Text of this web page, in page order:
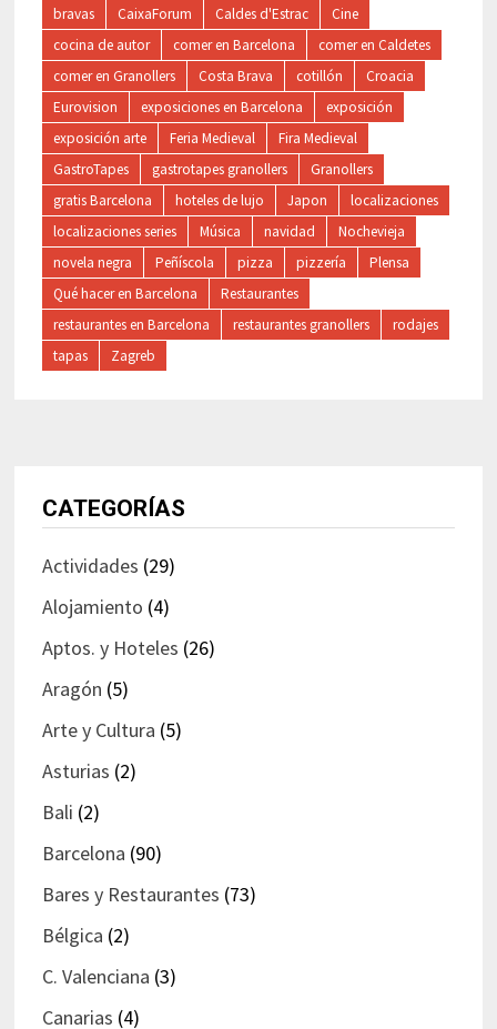
bravas CaixaForum Caldes d'Estrac
Cine
cocina de autor
comer en Barcelona
comer en Caldetes
comer en Granollers
Costa Brava cotillón
Croacia
Eurovision
exposiciones en Barcelona
exposición
exposición arte
Feria Medieval
Fira Medieval
GastroTapes
gastrotapes granollers
Granollers
gratis Barcelona
hoteles de lujo Japon
localizaciones
localizaciones series
Música navidad
Nochevieja
novela negra
Peñíscola pizza pizzería
Plensa
Qué hacer en Barcelona
Restaurantes
restaurantes en Barcelona
restaurantes granollers
rodajes
tapas
Zagreb
CATEGORÍAS
Actividades (29)
Alojamiento (4)
Aptos. y Hoteles (26)
Aragón (5)
Arte y Cultura (5)
Asturias (2)
Bali (2)
Barcelona (90)
Bares y Restaurantes (73)
Bélgica (2)
C. Valenciana (3)
Canarias (4)